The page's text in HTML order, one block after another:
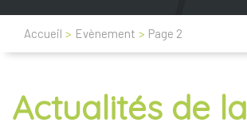
Accueil > Evènement > Page 2
Actualités de la